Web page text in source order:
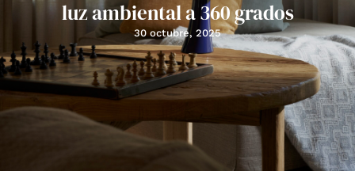
luz ambiental a 360 grados
30 octubre, 2025